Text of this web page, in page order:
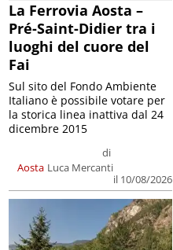
La Ferrovia Aosta –
Pré-Saint-Didier tra i
luoghi del cuore del
Fai
Aosta
di
Luca Mercanti
il 10/08/2026
Sul sito del Fondo Ambiente
Italiano è possibile votare per
la storica linea inattiva dal 24
dicembre 2015